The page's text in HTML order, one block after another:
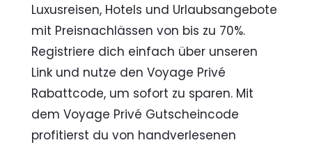
Luxusreisen, Hotels und Urlaubsangebote
mit Preisnachlässen von bis zu 70%.
Registriere dich einfach über unseren
Link und nutze den Voyage Privé
Rabattcode, um sofort zu sparen. Mit
dem Voyage Privé Gutscheincode
profitierst du von handverlesenen